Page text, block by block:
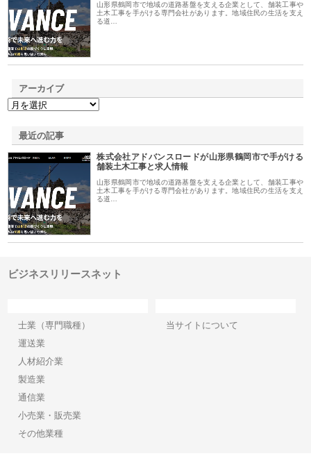
山形県鶴岡市で地域の道路基盤を支える企業として、舗装工事や
土木工事を手がける専門会社があります。地域住民の生活を支え
る道…
アーカイブ
最近の記事
株式会社アドバンスロードが山形県鶴岡市で手がける
舗装土木工事と求人情報
山形県鶴岡市で地域の道路基盤を支える企業として、舗装工事や
土木工事を手がける専門会社があります。地域住民の生活を支え
る道…
ビジネスリリースネット
士業（専門職種）
運送業
人材紹介業
製造業
通信業
小売業・販売業
その他業種
当サイトについて